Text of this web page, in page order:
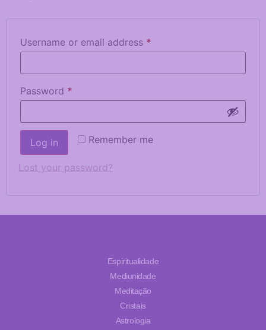
Username or email address *
Password *
Remember me
Log in
Lost your password?
Espiritualidade
Mediunidade
Meditação
Cristais
Astrologia